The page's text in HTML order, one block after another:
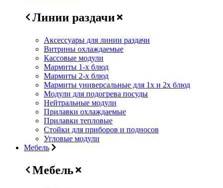
Линии раздачи
Аксессуары для линии раздачи
Витрины охлаждаемые
Кассовые модули
Мармиты 1-х блюд
Мармиты 2-х блюд
Мармиты универсальные для 1х и 2х блюд
Модули для подогрева посуды
Нейтральные модули
Прилавки охлаждаемые
Прилавки тепловые
Стойки для приборов и подносов
Угловые модули
Мебель
Мебель